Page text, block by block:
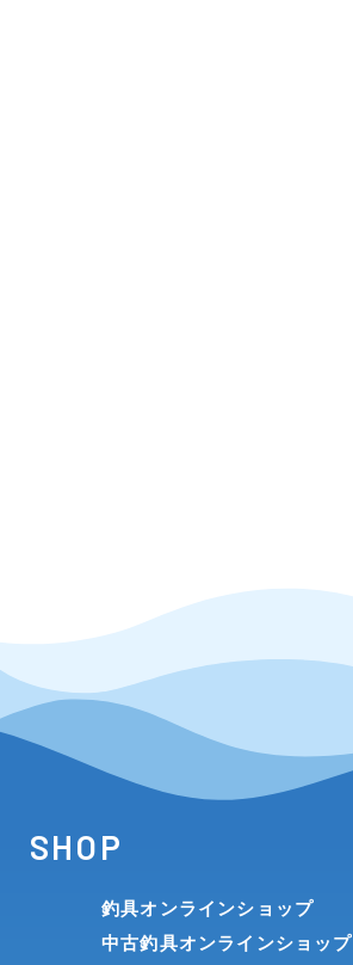
SHOP
釣具オンラインショップ
中古釣具オンラインショップ